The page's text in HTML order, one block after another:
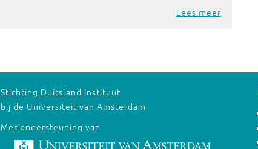
Lees meer
Stichting Duitsland Instituut
bij de Universiteit van Amsterdam
Met ondersteuning van